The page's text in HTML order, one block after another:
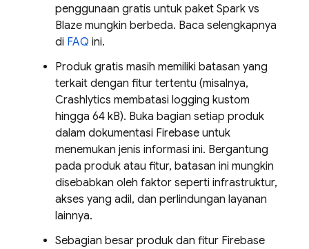
penggunaan gratis untuk paket Spark vs
Blaze mungkin berbeda. Baca selengkapnya
di FAQ ini.
Produk gratis masih memiliki batasan yang
terkait dengan fitur tertentu (misalnya,
Crashlytics membatasi logging kustom
hingga 64 kB). Buka bagian setiap produk
dalam dokumentasi Firebase untuk
menemukan jenis informasi ini. Bergantung
pada produk atau fitur, batasan ini mungkin
disebabkan oleh faktor seperti infrastruktur,
akses yang adil, dan perlindungan layanan
lainnya.
Sebagian besar produk dan fitur Firebase